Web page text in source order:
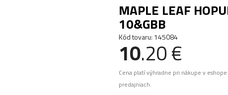
MAPLE LEAF
10&GBB
Kód tovaru: 145084
10.20 €
Cena platí výhradne pri nákupe v
predajniach.